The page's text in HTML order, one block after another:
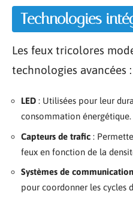
Technologies
Les feux tricolores
technologies avancées :
LED : Utilisées pour leur
consommation énergétique.
Capteurs de trafic :
feux en fonction de la
Systèmes de communication
pour coordonner les cycles